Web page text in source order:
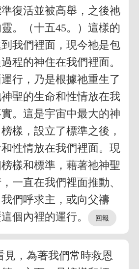
復活並被高舉，之後祂
。（十五45。）這樣的
我們裡面，現今祂是包
程的神住在我們裡面。
行，乃是根據祂重生了
聖的生命和性情放在我
。這是宇宙中最大的神
樣，設立了標準之後，
性情放在我們裡面。現
樣和標準，藉著祂神聖
一直在我們裡面推動、
們呼求主，或向父禱
個內裡的運行。
見，為著我們常時救恩